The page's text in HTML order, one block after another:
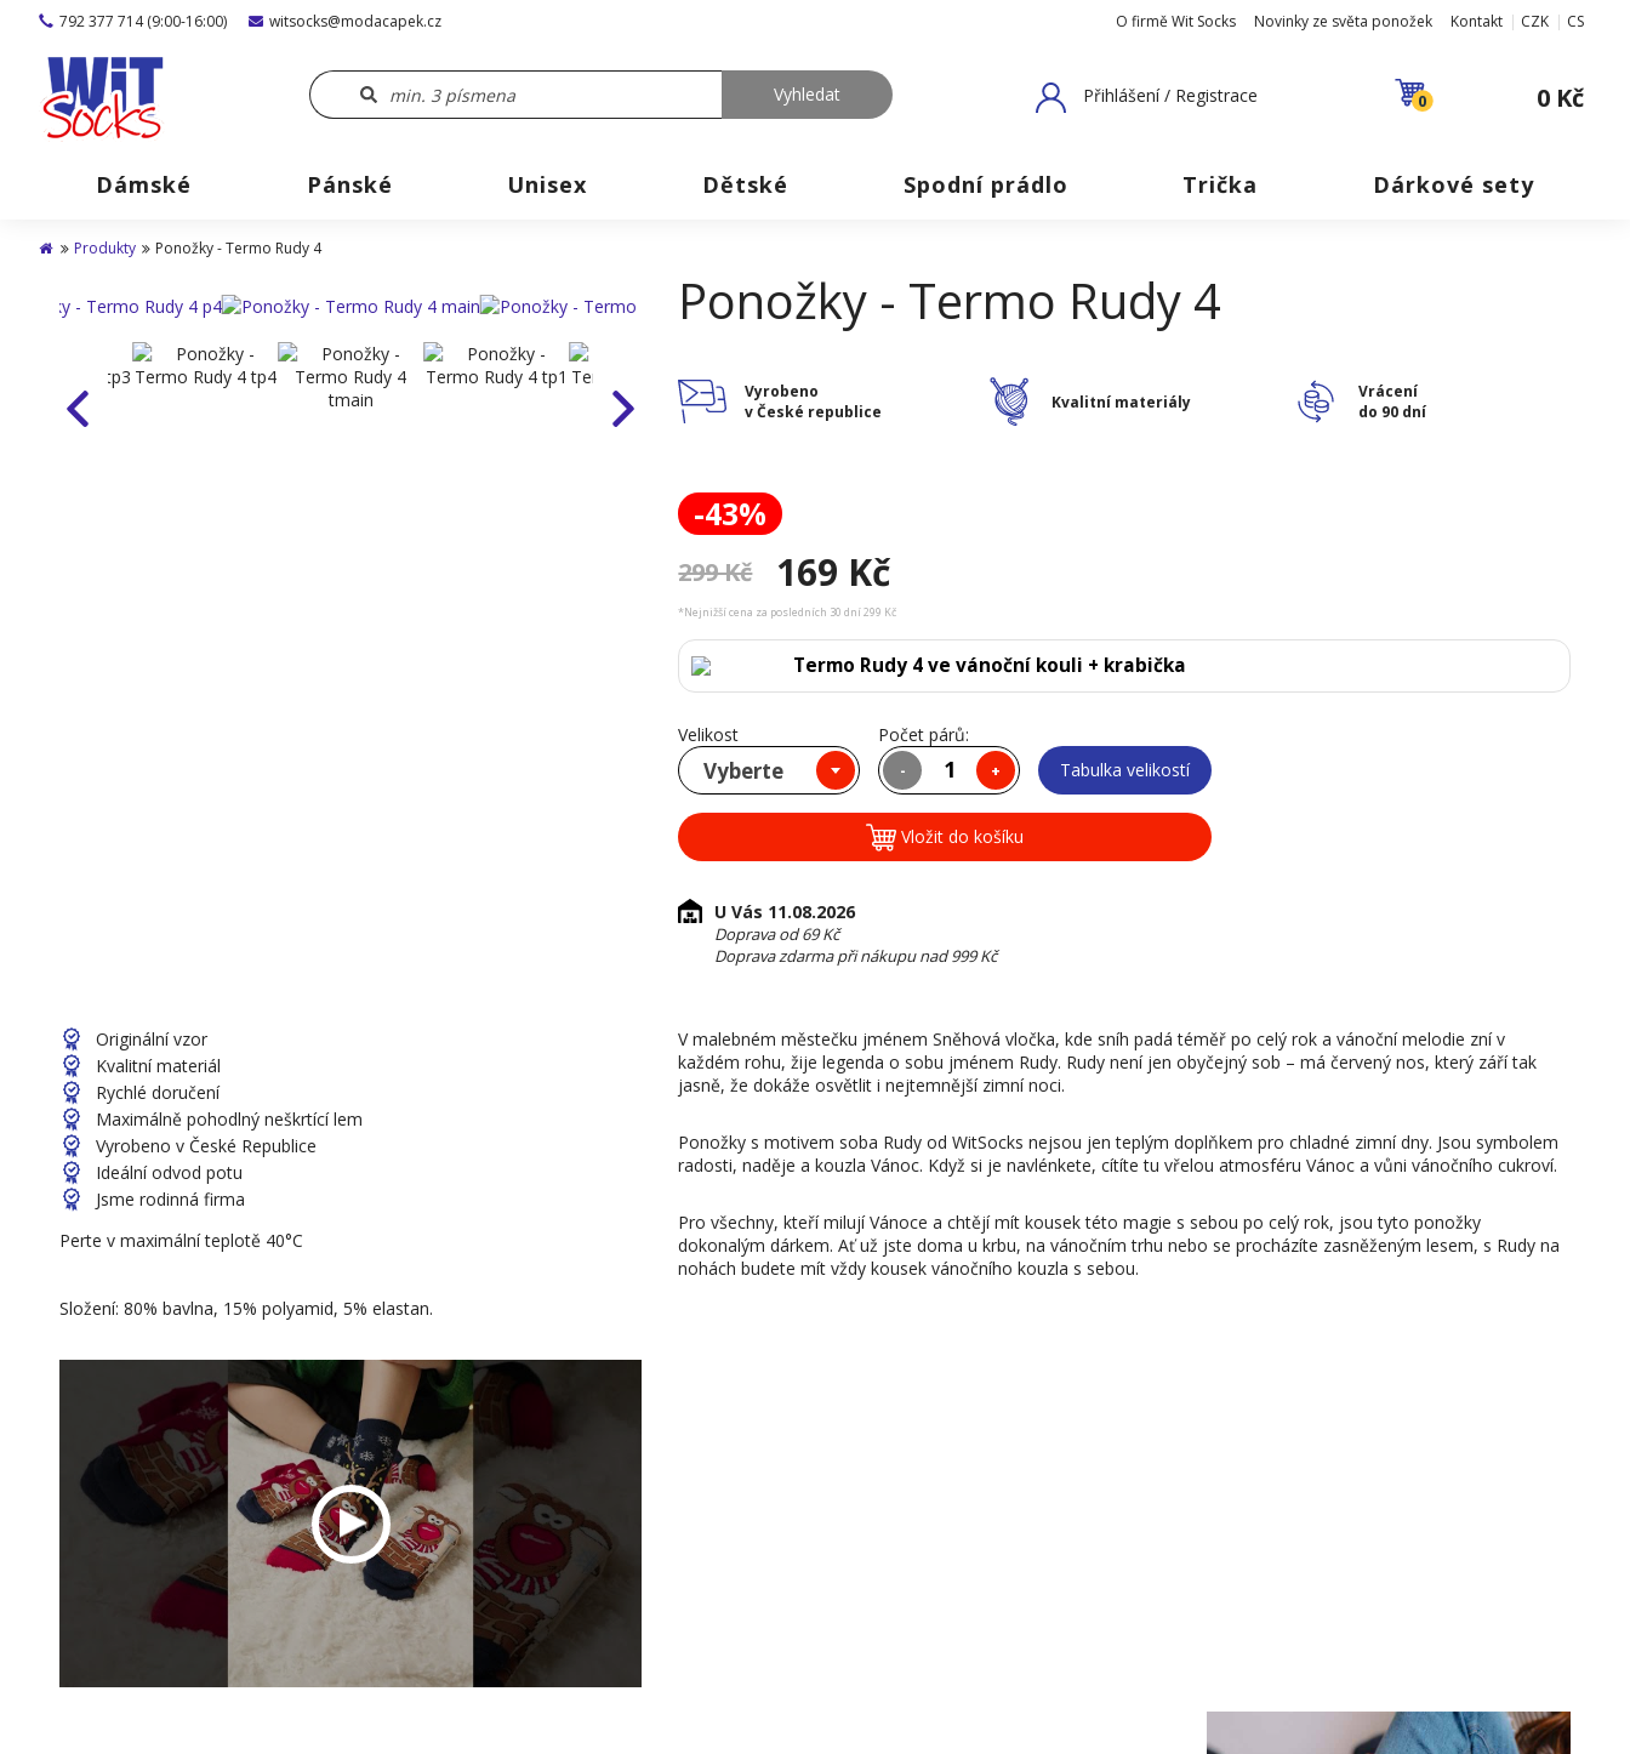
792 377 714 (9:00-16:00) witsocks@modacapek.cz O firmě Wit Socks Novinky ze světa ponožek Kontakt CZK CS
Přihlášení / Registrace 0 0 Kč
Dámské Pánské Unisex Dětské Spodní prádlo Trička Dárkové sety
Produkty Ponožky - Termo Rudy 4
Ponožky - Termo Rudy 4
Vyrobeno
v České republice
Kvalitní materiály
Vrácení
do 90 dní
-43%
299 Kč 169 Kč
*Nejnižší cena za posledních 30 dní 299 Kč
Termo Rudy 4 ve vánoční kouli + krabička
Velikost
Vyberte
Počet párů:
- + Tabulka velikostí
Vložit do košíku
U Vás 11.08.2026
Doprava od 69 Kč
Doprava zdarma při nákupu nad 999 Kč
Originální vzor
Kvalitní materiál
Rychlé doručení
Maximálně pohodlný neškrtící lem
Vyrobeno v České Republice
Ideální odvod potu
Jsme rodinná firma
Perte v maximální teplotě 40°C
Složení: 80% bavlna, 15% polyamid, 5% elastan.
V malebném městečku jménem Sněhová vločka, kde sníh padá téměř po celý rok a vánoční melodie zní v
každém rohu, žije legenda o sobu jménem Rudy. Rudy není jen obyčejný sob – má červený nos, který září tak
jasně, že dokáže osvětlit i nejtemnější zimní noci.
Ponožky s motivem soba Rudy od WitSocks nejsou jen teplým doplňkem pro chladné zimní dny. Jsou symbolem
radosti, naděje a kouzla Vánoc. Když si je navlénkete, cítíte tu vřelou atmosféru Vánoc a vůni vánočního cukroví.
Pro všechny, kteří milují Vánoce a chtějí mít kousek této magie s sebou po celý rok, jsou tyto ponožky
dokonalým dárkem. Ať už jste doma u krbu, na vánočním trhu nebo se procházíte zasněženým lesem, s Rudy na
nohách budete mít vždy kousek vánočního kouzla s sebou.